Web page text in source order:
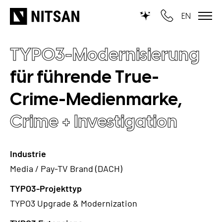
EN
WIR MACHEN TYPO3...
für KMU
für Outsourcing
für öffentliche Einrichtungen
LEISTUNGEN
TYPO3 KI
TYPO3 Entwicklung
UNSERE PREISE
TYPO3-Modernisierung
für führende True-
Crime-Medienmarke,
Crime + Investigation
Industrie
Media / Pay-TV Brand (DACH)
TYPO3-Projekttyp
TYPO3 Upgrade & Modernization